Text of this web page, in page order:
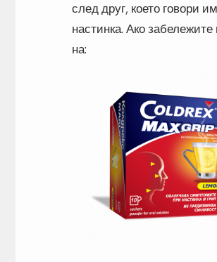
след друг, което говори
настинка. Ако
на: